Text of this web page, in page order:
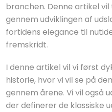
branchen. Denne artikel
gennem udviklingen af
fortidens elegance til
fremskridt.
I denne artikel vil vi først
historie, hvor vi vil se på
gennem årene. Vi vil også
der definerer de klassiske